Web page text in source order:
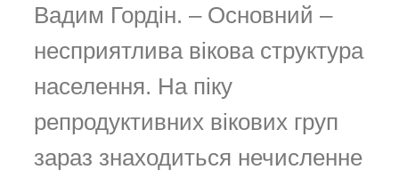
Вадим Гордін. – Основний –
несприятлива вікова структура
населення. На піку
репродуктивних вікових груп
зараз знаходиться нечисленне